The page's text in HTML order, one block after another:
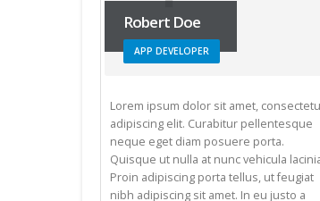
Robert Doe
APP DEVELOPER
Lorem ipsum dolor sit amet,
adipiscing elit. Curabitur pellentesque
neque eget diam posuere porta.
Quisque ut nulla at nunc vehicula
Proin adipiscing porta tellus, ut feugiat
nibh adipiscing sit amet. In eu justo a